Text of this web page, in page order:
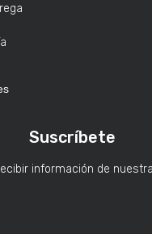
Suscríbete
información de